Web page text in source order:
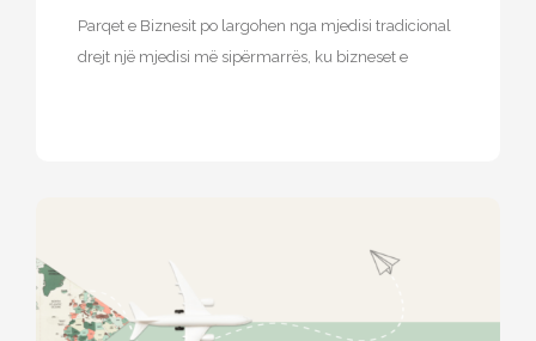
Parqet e Biznesit po largohen nga mjedisi tradicional
drejt një mjedisi më sipërmarrës, ku bizneset e